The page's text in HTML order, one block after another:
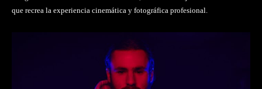
que recrea la experiencia cinemática y fotográfica profesional.